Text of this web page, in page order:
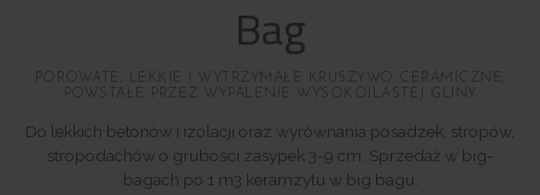
Bag
POROWATE, LEKKIE I WYTRZYMAŁE KRUSZYWO CERAMICZNE,
POWSTAŁE PRZEZ WYPALENIE WYSOKOILASTEJ GLINY
Do lekkich betonów i izolacji oraz wyrównania posadzek, stropów,
stropodachów o grubości zasypek 3-9 cm. Sprzedaż w big-
bagach po 1 m3 keramzytu w big bagu.